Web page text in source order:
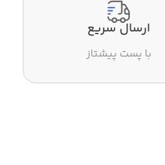
ارسال سریع
با پست پیشتاز